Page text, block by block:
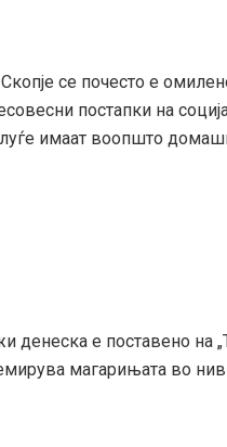
се почесто е
постапки на
имаат воопшто
денеска е поставено на
магарињата во